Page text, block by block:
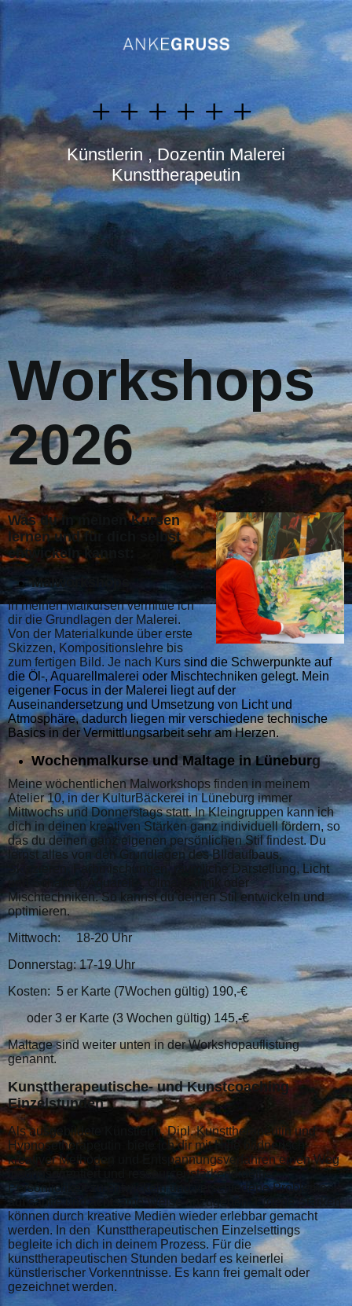
+ + + + + +
Künstlerin , Dozentin Malerei
Kunsttherapeutin
Workshops
2026
Was du in meinen Kursen
lernen und für dich selbst
entwickeln kannst:
Malworkshops
In meinen Malkursen vermittle ich
dir die Grundlagen der Malerei.
Von der Materialkunde über erste
Skizzen, Kompositionslehre bis
zum fertigen Bild. Je nach Kurs sind die Schwerpunkte auf
die Öl-, Aquarellmalerei oder Mischtechniken gelegt. Mein
eigener Focus in der Malerei liegt auf der
Auseinandersetzung und Umsetzung von Licht und
Atmosphäre, dadurch liegen mir verschiedene technische
Basics in der Vermittlungsarbeit sehr am Herzen.
Wochenmalkurse und Maltage in Lüneburg
Meine wöchentlichen Malworkshops finden in meinem
Atelier 10, in der KulturBäckerei in Lüneburg immer
Mittwochs und Donnerstags statt. In Kleingruppen kann ich
dich in deinen kreativen Stärken ganz individuell fördern, so
das du deinen ganz eigenen persönlichen Stil findest. Du
lernst alles von den Grundlagen des BIldaufbaus,
Skizzieren, Farbmischungen, räumliche Darstellung, Licht
und Schatten, Aquarell -, Ölmaltechnik oder
Mischtechniken.So kannst du deinen Stil entwickeln und
optimieren.
Mittwoch: 18-20 Uhr
Donnerstag: 17-19 Uhr
Kosten: 5 er Karte (7Wochen gültig) 190,-€
oder 3 er Karte (3 Wochen gültig) 145,-€
Maltage sind weiter unten in der Workshopauflistung
genannt.
Kunsttherapeutische- und Kunstcoaching
Einzelstunden
Als ausgebildete Künstlerin, Dipl. Kunsttherapeutin und
Hypnosetherapeutin biete ich dir mit Hilfe bildnerisch-
kreativer Methoden und Entspannungsverfahren einen Weg
lösungsorientiert und ressourcenstärkend deine
Persönlichkeit zu entwickeln und verschiedene Probleme
auf sanfte und achtsame Weise anzugehen. Eigene Stärken
können durch kreative Medien wieder erlebbar gemacht
werden. In den Kunsttherapeutischen Einzelsettings
begleite ich dich in deinem Prozess. Für die
kunsttherapeutischen Stunden bedarf es keinerlei
künstlerischer Vorkenntnisse. Es kann frei gemalt oder
gezeichnet werden.